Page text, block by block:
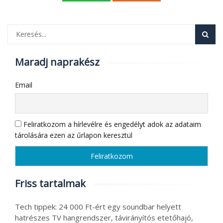
Maradj naprakész
Email
Feliratkozom a hírlevélre és engedélyt adok az adataim
tárolására ezen az űrlapon keresztül
Friss tartalmak
Tech tippek: 24 000 Ft-ért egy soundbar helyett
hatrészes TV hangrendszer, távirányítós etetőhajó,